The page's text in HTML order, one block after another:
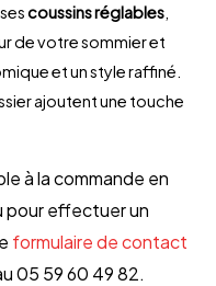
coussins réglables,
de votre sommier et
et un style raffiné.
ajoutent une touche
à la commande en
pour effectuer un
formulaire de contact
05 59 60 49 82.